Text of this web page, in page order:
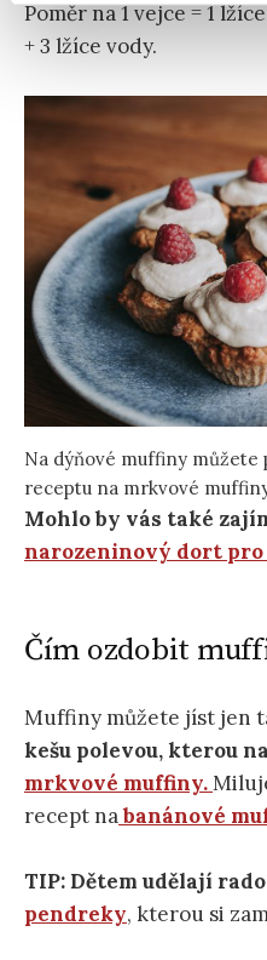
Poměr na 1 vejce = 1
+ 3 lžíce vody.
Na dýňové muffiny můžete
receptu na mrkvové
Mohlo by vás také
narozeninový dort pro
Čím ozdobit
Muffiny můžete jíst jen
kešu polevou, kterou
mrkvové muffiny.
recept nabanánové
TIP: Dětem udělají
pendreky, kterou si